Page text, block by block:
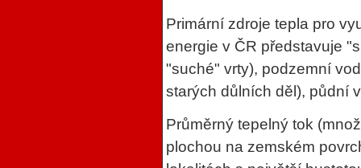
Primární zdroje tepla pro
energie v ČR představuje
"suché" vrty), podzemní
starých důlních děl), půdní
Průměrný tepelný tok
plochou na zemském